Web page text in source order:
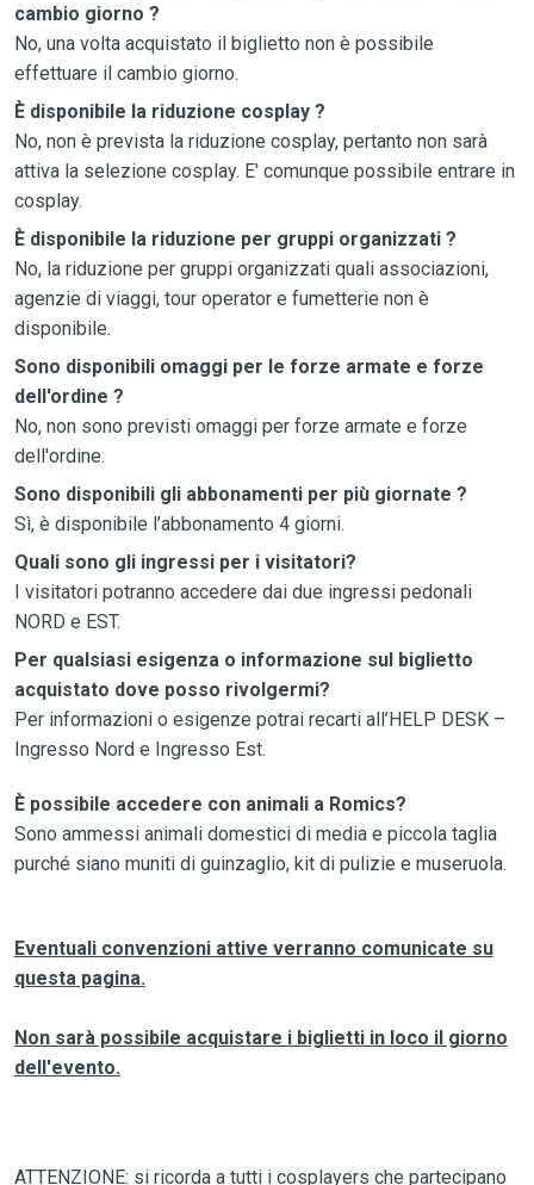
cambio giorno ?
No, una volta acquistato il biglietto non è possibile
effettuare il cambio giorno.
È disponibile la riduzione cosplay ?
No, non è prevista la riduzione cosplay, pertanto non sarà
attiva la selezione cosplay. E' comunque possibile entrare in
cosplay.
È disponibile la riduzione per gruppi organizzati ?
No, la riduzione per gruppi organizzati quali associazioni,
agenzie di viaggi, tour operator e fumetterie non è
disponibile.
Sono disponibili omaggi per le forze armate e forze
dell'ordine ?
No, non sono previsti omaggi per forze armate e forze
dell'ordine.
Sono disponibili gli abbonamenti per più giornate ?
Sì, è disponibile l’abbonamento 4 giorni.
Quali sono gli ingressi per i visitatori?
I visitatori potranno accedere dai due ingressi pedonali
NORD e EST.
Per qualsiasi esigenza o informazione sul biglietto
acquistato dove posso rivolgermi?
Per informazioni o esigenze potrai recarti all’HELP DESK –
Ingresso Nord e Ingresso Est.
È possibile accedere con animali a Romics?
Sono ammessi animali domestici di media e piccola taglia
purché siano muniti di guinzaglio, kit di pulizie e museruola.
Eventuali convenzioni attive verranno comunicate su
questa pagina.
Non sarà possibile acquistare i biglietti in loco il giorno
dell'evento.
ATTENZIONE: si ricorda a tutti i cosplayers che partecipano